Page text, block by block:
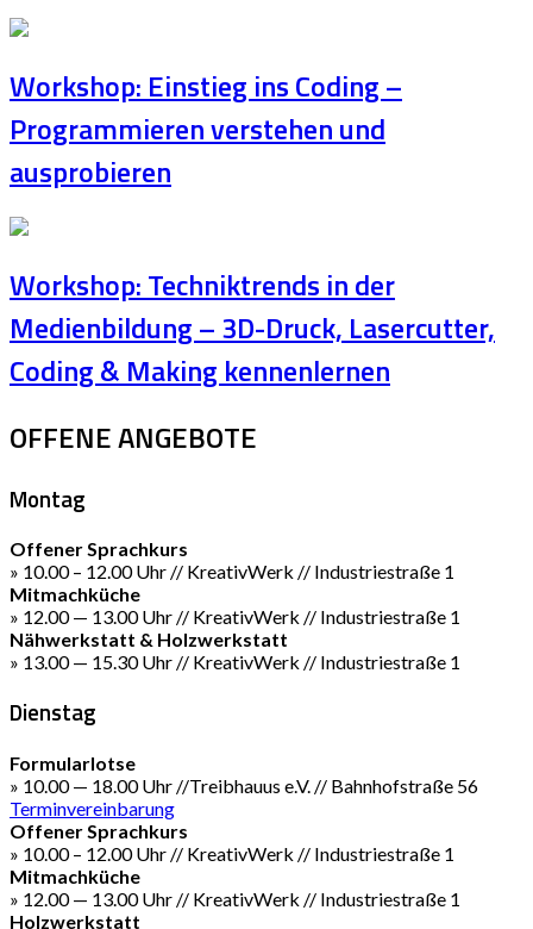
Workshop: Einstieg ins Coding –
Programmieren verstehen und
ausprobieren
Workshop: Techniktrends in der
Medienbildung – 3D-Druck, Lasercutter,
Coding & Making kennenlernen
OFFENE ANGEBOTE
Montag
Offener Sprachkurs
» 10.00 – 12.00 Uhr // KreativWerk // Industriestraße 1
Mitmachküche
» 12.00 — 13.00 Uhr // KreativWerk // Industriestraße 1
Nähwerkstatt & Holzwerkstatt
» 13.00 — 15.30 Uhr // KreativWerk // Industriestraße 1
Dienstag
Formularlotse
» 10.00 — 18.00 Uhr //Treibhauus e.V. // Bahnhofstraße 56
Terminvereinbarung
Offener Sprachkurs
» 10.00 – 12.00 Uhr // KreativWerk // Industriestraße 1
Mitmachküche
» 12.00 — 13.00 Uhr // KreativWerk // Industriestraße 1
Holzwerkstatt